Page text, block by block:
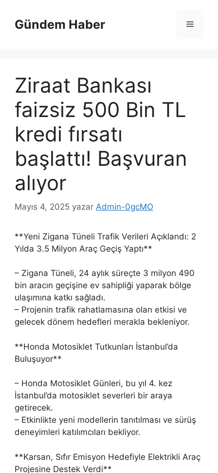
Gündem Haber Menü
Ziraat Bankası
faizsiz 500 Bin TL
kredi fırsatı
başlattı! Başvuran
alıyor
Mayıs 4, 2025 yazar Admin-0gcMO
**Yeni Zigana Tüneli Trafik Verileri Açıklandı: 2
Yılda 3.5 Milyon Araç Geçiş Yaptı**
– Zigana Tüneli, 24 aylık süreçte 3 milyon 490
bin aracın geçişine ev sahipliği yaparak bölge
ulaşımına katkı sağladı.
– Projenin trafik rahatlamasına olan etkisi ve
gelecek dönem hedefleri merakla bekleniyor.
**Honda Motosiklet Tutkunları İstanbul’da
Buluşuyor**
– Honda Motosiklet Günleri, bu yıl 4. kez
İstanbul’da motosiklet severleri bir araya
getirecek.
– Etkinlikte yeni modellerin tanıtılması ve sürüş
deneyimleri katılımcıları bekliyor.
**Karsan, Sıfır Emisyon Hedefiyle Elektrikli Araç
Projesine Destek Verdi**